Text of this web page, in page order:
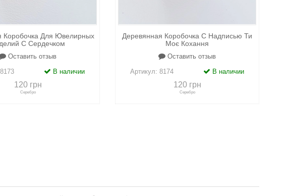
Коробочка Для Ювелирных
С Сердечком
Оставить отзыв
8173 В наличии
120 грн
Серебро
Деревянная Коробочка С Надписью Ти
Моє Кохання
Оставить отзыв
Артикул:8174 В наличии
120 грн
Серебро